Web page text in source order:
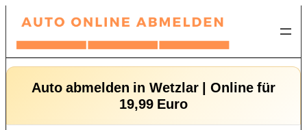
Zum
springen
Auto abmelden in Wetzlar | Online für
19,99 Euro